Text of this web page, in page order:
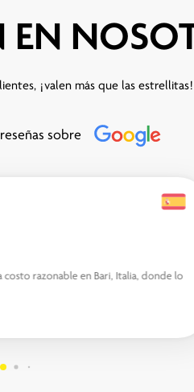
EN
¡valen más que las estrellitas!
sobre
razonable en Bari, Italia, donde lo